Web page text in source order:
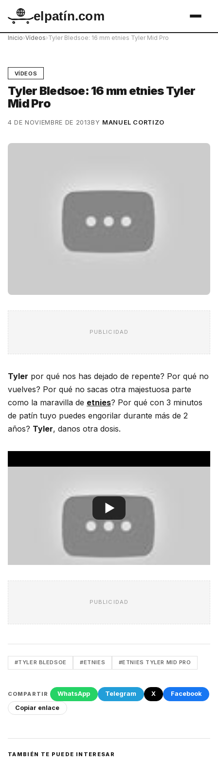
elpatín.com
Inicio›Vídeos›Tyler Bledsoe: 16 mm etnies Tyler Mid Pro
VÍDEOS
Tyler Bledsoe: 16 mm etnies Tyler
Mid Pro
4 DE NOVIEMBRE DE 2013BY MANUEL CORTIZO
PUBLICIDAD
Tyler por qué nos has dejado de repente? Por qué no
vuelves? Por qué no sacas otra majestuosa parte
como la maravilla de etnies? Por qué con 3 minutos
de patín tuyo puedes engorilar durante más de 2
años? Tyler, danos otra dosis.
PUBLICIDAD
#TYLER BLEDSOE #ETNIES #ETNIES TYLER MID PRO
COMPARTIR WhatsApp Telegram X
Facebook
Copiar enlace
TAMBIÉN TE PUEDE INTERESAR